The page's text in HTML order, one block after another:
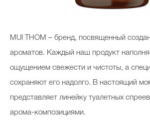
MUI THOM – бренд, посвященный
ароматов. Каждый наш продукт
ощущением свежести и чистоты, а
сохраняют его надолго. В настоящий
представляет линейку туалетных
арома-композициями.